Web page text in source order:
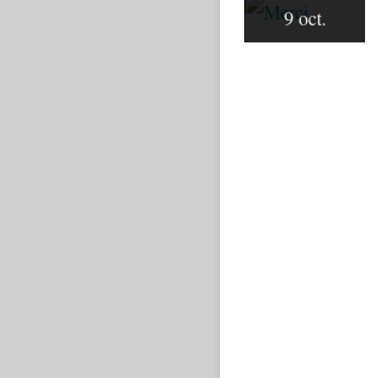
9 oct.